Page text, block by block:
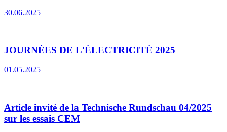
30.06.2025
JOURNÉES DE L'ÉLECTRICITÉ 2025
01.05.2025
Article invité de la Technische Rundschau 04/2025
sur les essais CEM